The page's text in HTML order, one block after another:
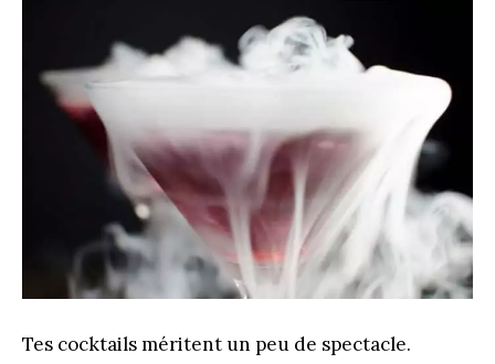
Tes cocktails méritent un peu de spectacle.